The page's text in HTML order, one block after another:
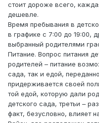
стоит дороже всего,
дешевле.
Время пребывания в
в графике с 7:00 до 19:00,
выбранный родителями
Питание. Вопрос питания
родителей – питание
сада, так и едой,
придерживается своей
той едой, которую дали
детского сада, третьи –
факт, безусловно, влияет